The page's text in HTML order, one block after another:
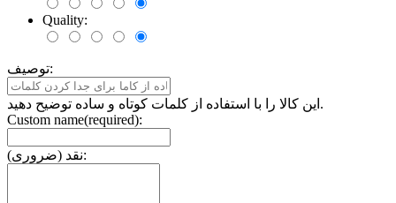
Quality:
توصیف:
این کالا را با استفاده از کلمات کوتاه و ساده توضیح دهید.
Custom name(required):
نقد (ضروری):